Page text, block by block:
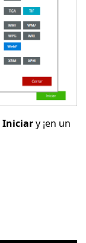
Iniciary ¡en un